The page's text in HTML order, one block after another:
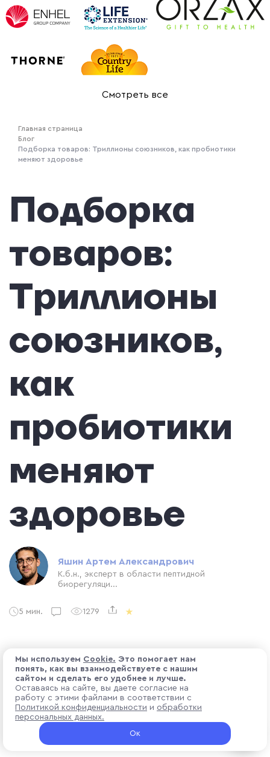
Смотреть все
Главная страница
Блог
Подборка товаров: Триллионы союзников, как пробиотики
меняют здоровье
Подборка
товаров:
Триллионы
союзников,
как
пробиотики
меняют
здоровье
Яшин Артем Александрович
К.б.н., эксперт в области пептидной
биорегуляци...
5 мин. 1279
Польза пробиотиков подтверждена клиническими
Мы используем Cоokіе. Это помогает нам
понять, как вы взаимодействуете с нашим
сайтом и сделать его удобнее и лучше.
Оставаясь на сайте, вы даете согласие на
работу с этими файлами в соответствии с
Политикой конфиденциальности и обработки
персональных данных.
Ок